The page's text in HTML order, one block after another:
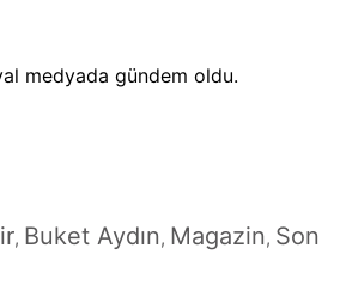
medyada gündem oldu.
, Buket Aydın, Magazin, Son